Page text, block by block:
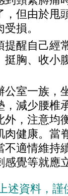
，但由於甩
損。
提醒自己經
挺胸、收小
公室一族，
，減少腰椎
外，注意均
肉健康。當
不適情維持
感覺等就應
述資料，